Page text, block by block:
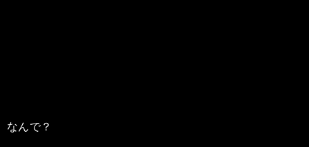
なんで？